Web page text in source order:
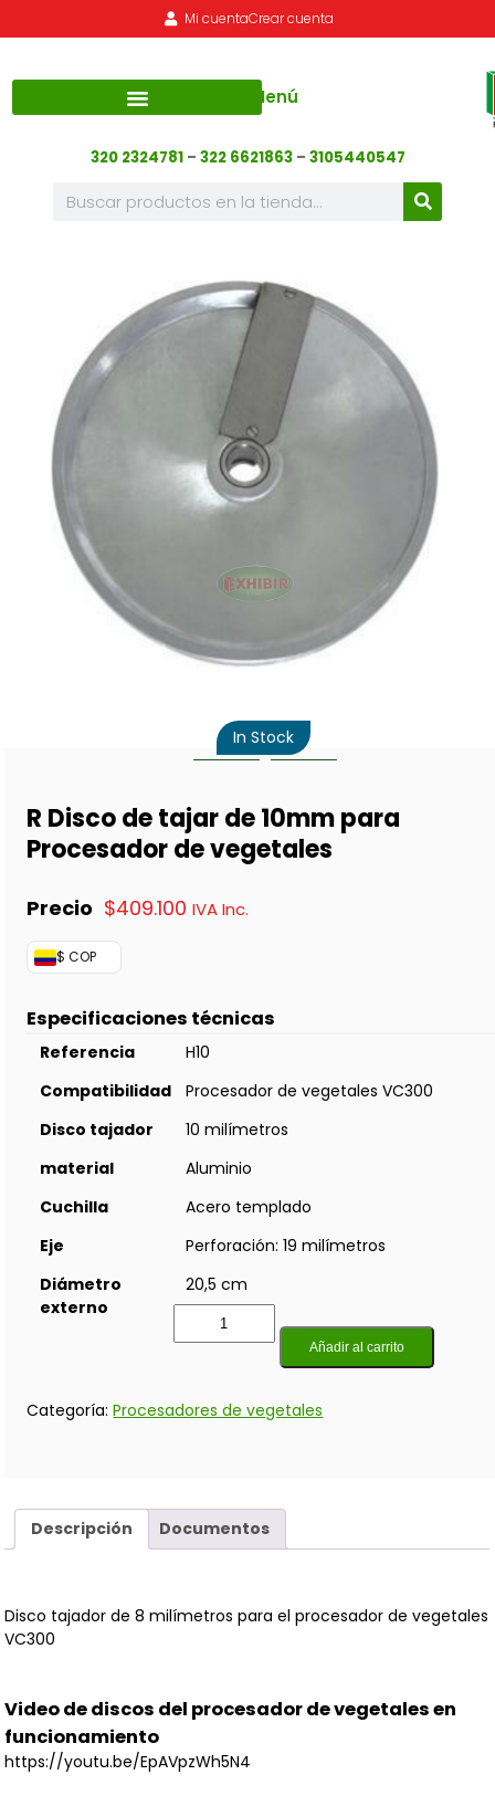
Mi cuentaCrear cuenta
Menú
320 2324781– 322 6621863 – 3105440547
R Disco de tajar de 10mm para
Procesador de vegetales
$409.100 IVA Inc.
$ COP
In Stock
Especificaciones técnicas
Referencia
H10
Compatibilidad
Procesador de vegetales VC300
Disco tajador
10 milímetros
material
Aluminio
Cuchilla
Acero templado
Eje
Perforación: 19 milímetros
Diámetro
externo
20,5 cm
Añadir al carrito
Categoría:Procesadores de vegetales
Descripción Documentos
Disco tajador de 8 milímetros para el procesador de vegetales
VC300
Video de discos del procesador de vegetales en
funcionamiento
https://youtu.be/EpAVpzWh5N4